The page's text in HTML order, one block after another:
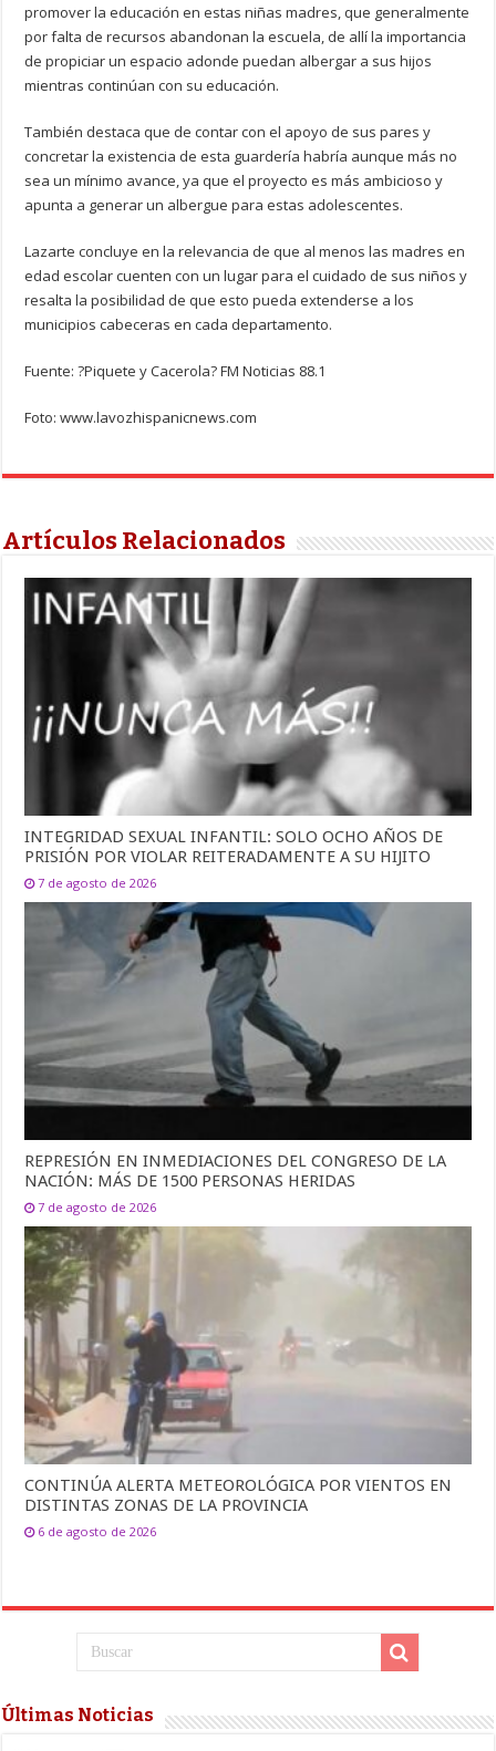
promover la educación en estas niñas madres, que generalmente
por falta de recursos abandonan la escuela, de allí la importancia
de propiciar un espacio adonde puedan albergar a sus hijos
mientras continúan con su educación.
También destaca que de contar con el apoyo de sus pares y
concretar la existencia de esta guardería habría aunque más no
sea un mínimo avance, ya que el proyecto es más ambicioso y
apunta a generar un albergue para estas adolescentes.
Lazarte concluye en la relevancia de que al menos las madres en
edad escolar cuenten con un lugar para el cuidado de sus niños y
resalta la posibilidad de que esto pueda extenderse a los
municipios cabeceras en cada departamento.
Fuente: ?Piquete y Cacerola? FM Noticias 88.1
Foto: www.lavozhispanicnews.com
Artículos Relacionados
INTEGRIDAD SEXUAL INFANTIL: SOLO OCHO AÑOS DE
PRISIÓN POR VIOLAR REITERADAMENTE A SU HIJITO
7 de agosto de 2026
REPRESIÓN EN INMEDIACIONES DEL CONGRESO DE LA
NACIÓN: MÁS DE 1500 PERSONAS HERIDAS
7 de agosto de 2026
CONTINÚA ALERTA METEOROLÓGICA POR VIENTOS EN
DISTINTAS ZONAS DE LA PROVINCIA
6 de agosto de 2026
Últimas Noticias